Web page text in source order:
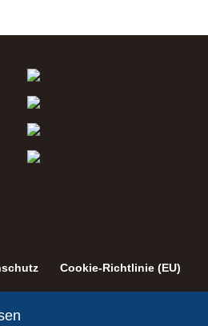
Cookie-Richtlinie (EU)